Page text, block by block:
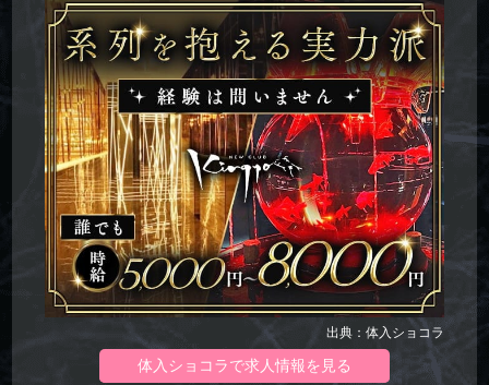
出典：体入ショコラ
体入ショコラで求人情報を見る